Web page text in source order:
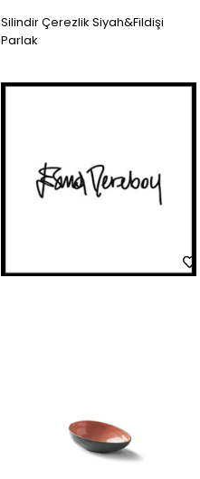
Silindir Çerezlik Siyah&Fildişi
Parlak